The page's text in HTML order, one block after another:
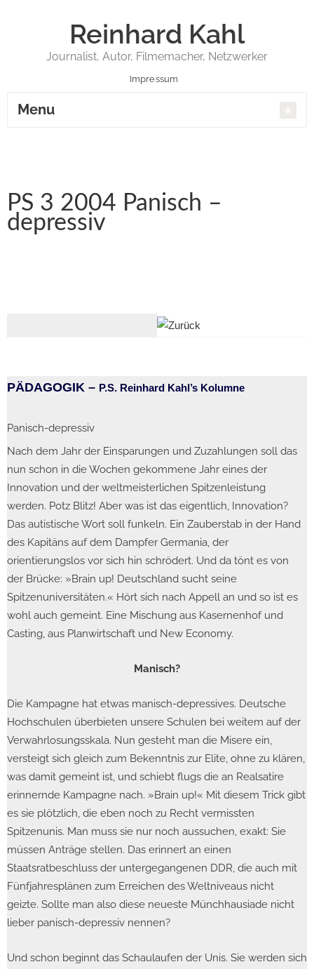
Reinhard Kahl
Journalist, Autor, Filmemacher, Netzwerker
Impressum
Menu
PS 3 2004 Panisch –
depressiv
PÄDAGOGIK – P.S. Reinhard Kahl’s Kolumne
Panisch-depressiv
Nach dem Jahr der Einsparungen und Zuzahlungen soll das
nun schon in die Wochen gekommene Jahr eines der
Innovation und der weltmeisterlichen Spitzenleistung
werden. Potz Blitz! Aber was ist das eigentlich, Innovation?
Das autistische Wort soll funkeln. Ein Zauberstab in der Hand
des Kapitäns auf dem Dampfer Germania, der
orientierungslos vor sich hin schrödert. Und da tönt es von
der Brücke: »Brain up! Deutschland sucht seine
Spitzenuniversitäten.« Hört sich nach Appell an und so ist es
wohl auch gemeint. Eine Mischung aus Kasernenhof und
Casting, aus Planwirtschaft und New Economy.
Manisch?
Die Kampagne hat etwas manisch-depressives. Deutsche
Hochschulen überbieten unsere Schulen bei weitem auf der
Verwahrlosungsskala. Nun gesteht man die Misere ein,
versteigt sich gleich zum Bekenntnis zur Elite, ohne zu klären,
was damit gemeint ist, und schiebt flugs die an Realsatire
erinnernde Kampagne nach. »Brain up!« Mit diesem Trick gibt
es sie plötzlich, die eben noch zu Recht vermissten
Spitzenunis. Man muss sie nur noch aussuchen, exakt: Sie
müssen Anträge stellen. Das erinnert an einen
Staatsratbeschluss der untergegangenen DDR, die auch mit
Fünfjahresplänen zum Erreichen des Weltniveaus nicht
geizte. Sollte man also diese neueste Münchhausiade nicht
lieber panisch-depressiv nennen?
Und schon beginnt das Schaulaufen der Unis. Sie werden sich